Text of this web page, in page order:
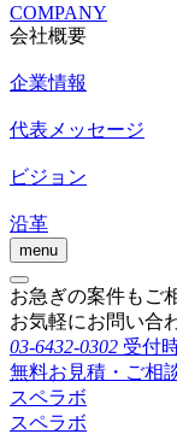
COMPANY
会社概要
企業情報
代表メッセージ
ビジョン
沿革
menu
お急ぎの案件もご
お気軽にお問い合
03-6432-0302 受付
無料お見積・ご相
スペラボ
スペラボ